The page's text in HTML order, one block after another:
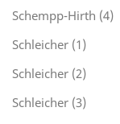
Schempp-Hirth (4)
Schleicher (1)
Schleicher (2)
Schleicher (3)